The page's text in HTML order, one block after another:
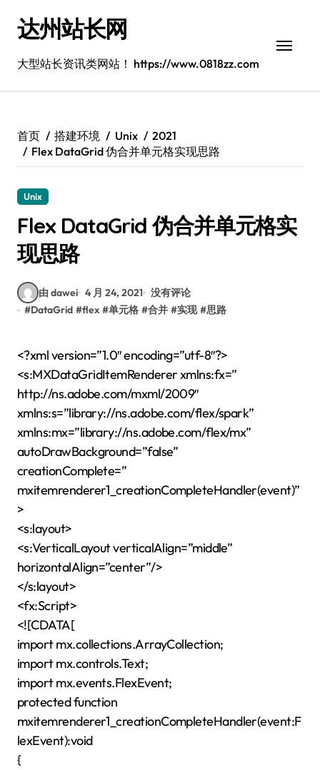
达州站长网
大型站长资讯类网站！ https://www.0818zz.com
首页 搭建环境 Unix
2021
Flex DataGrid 伪合并单元格实现思路
Unix
Flex DataGrid 伪合并单元格实
现思路
由 dawei 4 月 24, 2021 没有评论
#DataGrid #flex #单元格 #合并 #实现 #思路
<?xml version=”1.0″ encoding=”utf-8″?>
<s:MXDataGridItemRenderer xmlns:fx=”
http://ns.adobe.com/mxml/2009″
xmlns:s=”library://ns.adobe.com/flex/spark”
xmlns:mx=”library://ns.adobe.com/flex/mx”
autoDrawBackground=”false”
creationComplete=”
mxitemrenderer1_creationCompleteHandler(event)”
>
<s:layout>
<s:VerticalLayout verticalAlign=”middle”
horizontalAlign=”center”/>
</s:layout>
<fx:Script>
<![CDATA[
import mx.collections.ArrayCollection;
import mx.controls.Text;
import mx.events.FlexEvent;
protected function
mxitemrenderer1_creationCompleteHandler(event:F
lexEvent):void
{